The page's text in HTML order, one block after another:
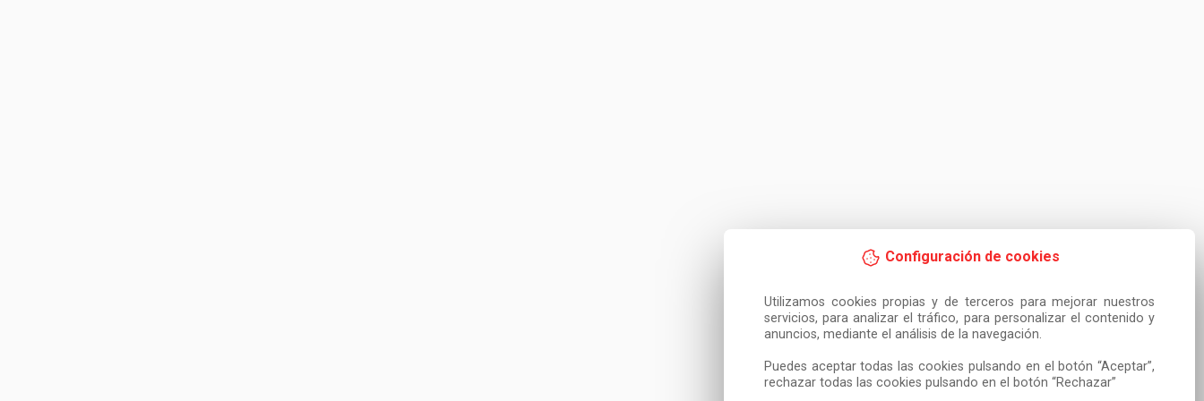
Configuración de cookies
Utilizamos cookies propias y de terceros para mejorar nuestros
servicios, para analizar el tráfico, para personalizar el contenido y
anuncios, mediante el análisis de la navegación.
Puedes aceptar todas las cookies pulsando en el botón “Aceptar”,
rechazar todas las cookies pulsando en el botón “Rechazar”